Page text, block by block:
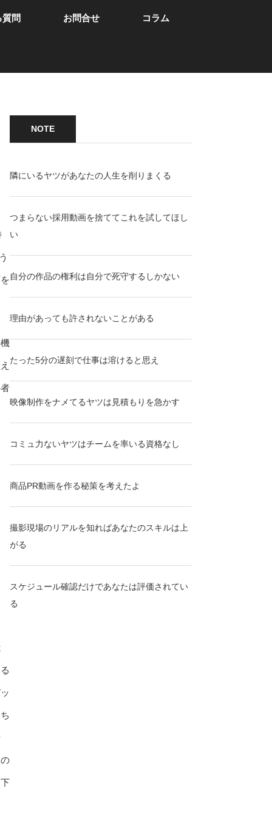
問 お問合せ コラム
NOTE
隣にいるヤツがあなたの人生を削りまくる
つまらない採用動画を捨ててこれを試してほし
い
自分の作品の権利は自分で死守するしかない
理由があっても許されないことがある
たった5分の遅刻で仕事は溶けると思え
映像制作をナメてるヤツは見積もりを急かす
コミュ力ないヤツはチームを率いる資格なし
商品PR動画を作る秘策を考えたよ
撮影現場のリアルを知ればあなたのスキルは上
がる
スケジュール確認だけであなたは評価されてい
る